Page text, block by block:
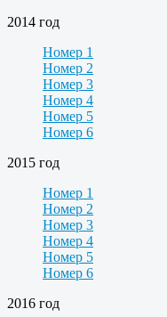
2014 год
Номер 1
Номер 2
Номер 3
Номер 4
Номер 5
Номер 6
2015 год
Номер 1
Номер 2
Номер 3
Номер 4
Номер 5
Номер 6
2016 год